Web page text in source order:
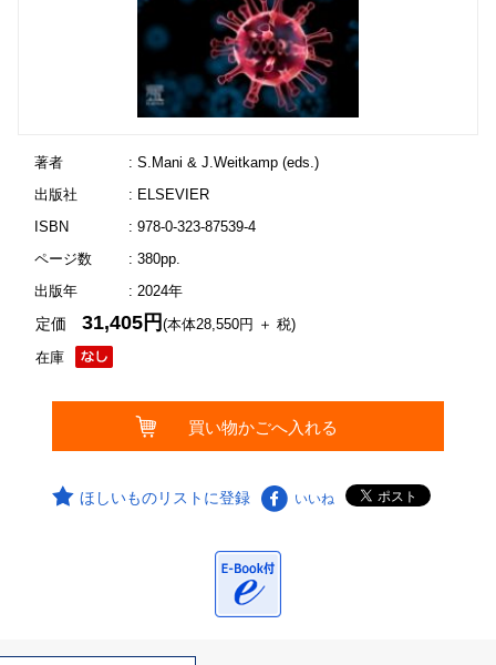
著者
: S.Mani & J.Weitkamp (eds.)
出版社
: ELSEVIER
ISBN
: 978-0-323-87539-4
ページ数
: 380pp.
出版年
: 2024年
在庫
定価31,405円(本体28,550円 ＋ 税)
ほしいものリストに登録 いいね